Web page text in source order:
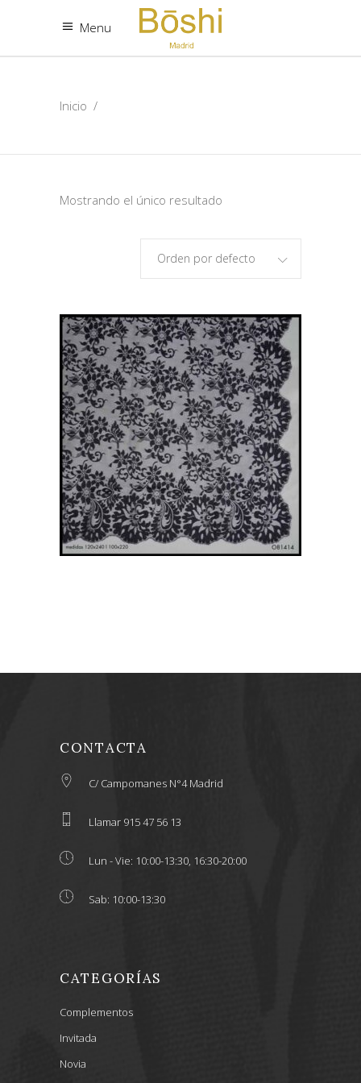
Menu
Inicio /
Mostrando el único resultado
Orden por defecto
MANTILLA ESPAÑOLA EN
COLOR NEGRO. 120CM X
240CM
171,90€
CONTACTA
C/ Campomanes N°4 Madrid
Llamar 915 47 56 13
Lun - Vie: 10:00-13:30, 16:30-20:00
Sab: 10:00-13:30
CATEGORÍAS
Complementos
Invitada
Novia